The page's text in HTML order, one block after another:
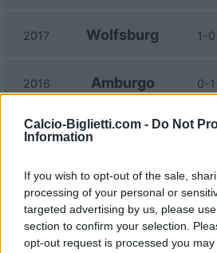
Calcio-Biglietti.com - Do Not
Information
If you wish to opt-out of the sale,
processing of your personal or
targeted advertising by us, please
section to confirm your selection.
opt-out request is processed you
2017 Wolfsburg 1-0
2016 Amburgo 0-1
2015 Wolfsburg 1-1
2015 Amburgo 0-2
2014 Wolfsburg 2-0